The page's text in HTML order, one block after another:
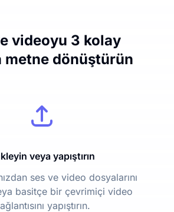
videoyu 3 kolay
metne dönüştürün
veya yapıştırın
ses ve video dosyalarını
basitçe bir çevrimiçi video
yapıştırın.